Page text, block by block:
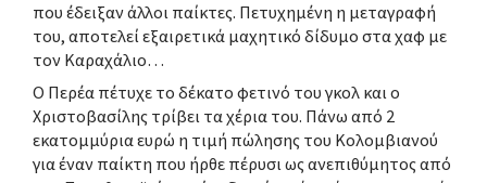
που έδειξαν άλλοι παίκτες. Πετυχημένη η μεταγραφή
του, αποτελεί εξαιρετικά μαχητικό δίδυμο στα χαφ με
τον Καραχάλιο…
Ο Περέα πέτυχε το δέκατο φετινό του γκολ και ο
Χριστοβασίλης τρίβει τα χέρια του. Πάνω από 2
εκατομμύρια ευρώ η τιμή πώλησης του Κολομβιανού
για έναν παίκτη που ήρθε πέρυσι ως ανεπιθύμητος από